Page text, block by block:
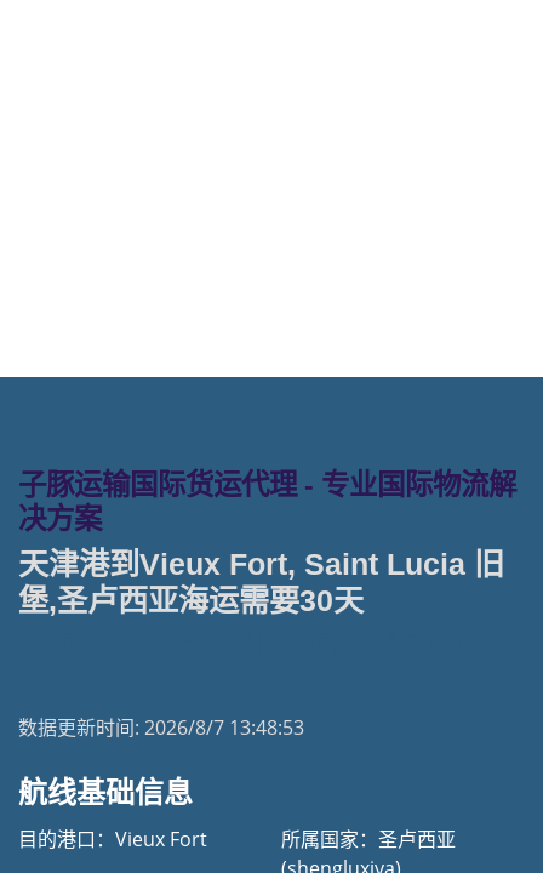
子豚运输国际货运代理 - 专业国际物流解
决方案
天津港到Vieux Fort, Saint Lucia 旧
堡,圣卢西亚海运需要30天
数据更新时间: 2026/8/7 13:48:53
航线基础信息
目的港口：Vieux Fort
所属国家：圣卢西亚